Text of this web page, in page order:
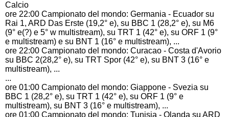
Calcio
ore 22:00 Campionato del mondo: Germania - Ecuador su
Rai 1, ARD Das Erste (19,2° e), su BBC 1 (28,2° e), su M6
(9° e(?) e 5° w multistream), su TRT 1 (42° e), su ORF 1 (9°
e multistream) e su BNT 1 (16° e multistream), ...
ore 22:00 Campionato del mondo: Curacao - Costa d'Avorio
su BBC 2(28,2° e), su TRT Spor (42° e), su BNT 3 (16° e
multistream), ...
...
ore 01:00 Campionato del mondo: Giappone - Svezia su
BBC 1 (28,2° e), su TRT 1 (42° e), su ORF 1 (9° e
multistream), su BNT 3 (16° e multistream), ...
ore 01:00 Campionato del mondo: Tunisia - Olanda su ARD